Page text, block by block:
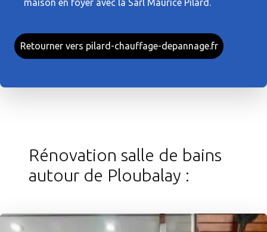
maison en foyer avec la Sarl Maurice Pilard.
Retourner vers pilard-chauffage-depannage.fr
Rénovation salle de bains
autour de Ploubalay :